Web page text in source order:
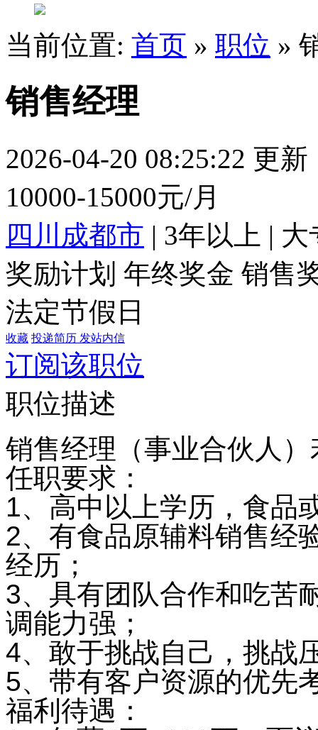
当前位置: 首页 » 职位 »
销售经理
2026-04-20 08:25:22 更新
10000-15000元/月
四川成都市 | 3年以上 | 大
奖励计划 年终奖金 销售
法定节假日
收藏 投递简历 发站内信
订阅该职位
职位描述
销售经理（事业合伙人）
任职要求：
1、高中以上学历，食品
2、有食品原辅料销售经
经历；
3、具有团队合作和吃苦
调能力强；
4、敢于挑战自己，挑战
5、带有客户资源的优先
福利待遇：